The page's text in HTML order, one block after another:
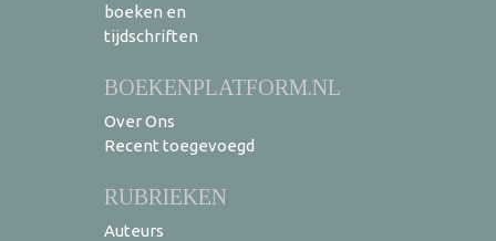
boeken en
tijdschriften
BOEKENPLATFORM.NL
Over Ons
Recent toegevoegd
RUBRIEKEN
Auteurs